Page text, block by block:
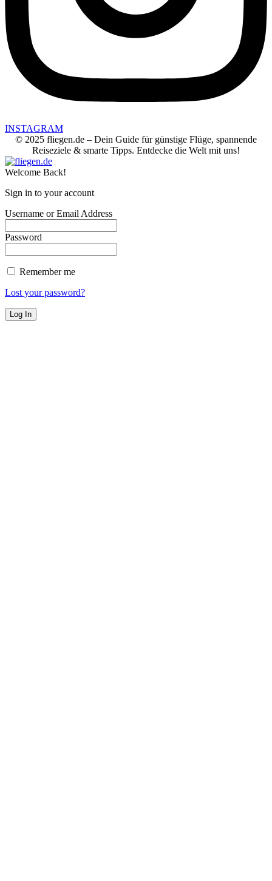
INSTAGRAM
© 2025 fliegen.de – Dein Guide für günstige Flüge, spannende
Reiseziele & smarte Tipps. Entdecke die Welt mit uns!
Welcome Back!
Sign in to your account
Username or Email Address
Password
Remember me
Lost your password?